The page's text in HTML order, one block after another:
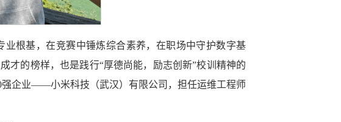
业根基，在竞赛中锤炼综合素养，在职场中守护数字基
才的榜样，也是践行“厚德尚能，励志创新”校训精神的
强企业——小米科技（武汉）有限公司，担任运维工程师